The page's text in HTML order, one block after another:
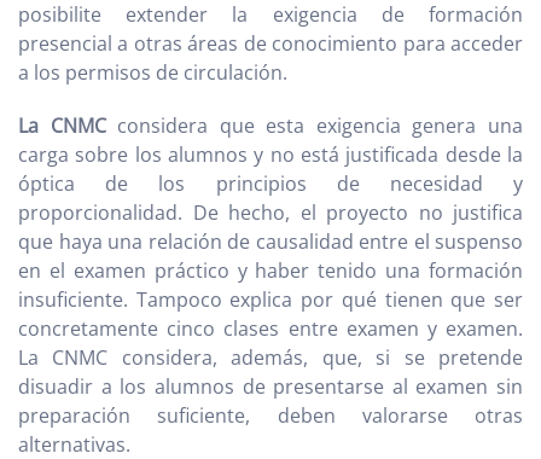
posibilite extender la exigencia de formación
presencial a otras áreas de conocimiento para acceder
a los permisos de circulación.
La CNMCconsidera que esta exigencia genera una
carga sobre los alumnos y no está justificada desde la
óptica de los principios de necesidad y
proporcionalidad. De hecho, el proyecto no justifica
que haya una relación de causalidad entre el suspenso
en el examen práctico y haber tenido una formación
insuficiente. Tampoco explica por qué tienen que ser
concretamente cinco clases entre examen y examen.
La CNMC considera, además, que, si se pretende
disuadir a los alumnos de presentarse al examen sin
preparación suficiente, deben valorarse otras
alternativas.